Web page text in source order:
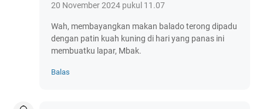
20 November 2024 pukul 11.07
Wah, membayangkan makan balado terong dipadu
dengan patin kuah kuning di hari yang panas ini
membuatku lapar, Mbak.
Balas